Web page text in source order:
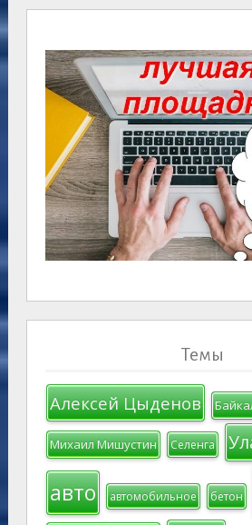
Темы
Алексей Цыденов
Михаил Мишустин Селенга
авто автомобильное бетон